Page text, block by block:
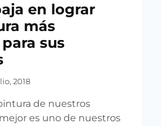
en lograr
más
sus
2018
de nuestros
es uno de nuestros